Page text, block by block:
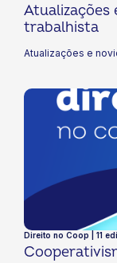
Atualizações
trabalhista
Atualizações e
Direito no Coop | 11